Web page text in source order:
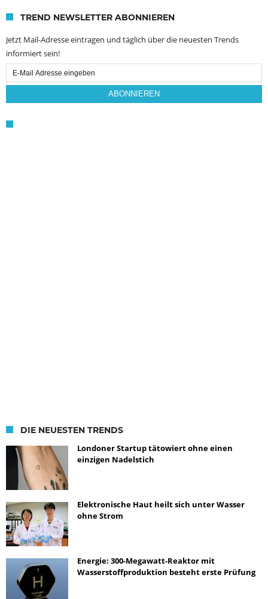
TREND NEWSLETTER ABONNIEREN
Jetzt Mail-Adresse eintragen und täglich über die neuesten Trends
informiert sein!
Email
Subscription
ABONNIEREN
DIE NEUESTEN TRENDS
Londoner Startup tätowiert ohne einen
einzigen Nadelstich
Elektronische Haut heilt sich unter Wasser
ohne Strom
Energie: 300-Megawatt-Reaktor mit
Wasserstoffproduktion besteht erste Prüfung